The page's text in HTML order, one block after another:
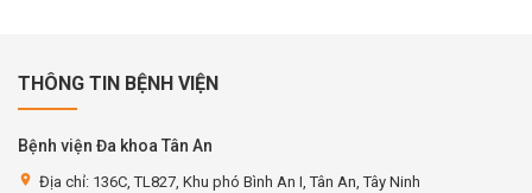
THÔNG TIN BỆNH VIỆN
Bệnh viện Đa khoa Tân An
location_on Địa chỉ: 136C, TL827, Khu phó Bình An I, Tân An, Tây Ninh